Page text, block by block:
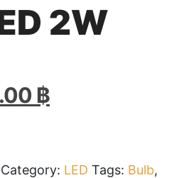
2W
฿.
฿Current
price
Category: LED Tags: Bulb,